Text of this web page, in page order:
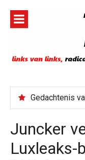
inhoud
Juncker
Luxleaks-